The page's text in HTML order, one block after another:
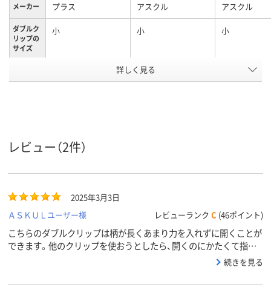
メーカー プラス アスクル アスクル
ダブルク
リップの
サイズ
小 小 小
小
スコア
詳しく見る
レビュー（2件）
2025年3月3日
ＡＳＫＵＬユーザー様
レビューランク C (46ポイント)
こちらのダブルクリップは柄が長くあまり力を入れずに開くことが
できます。他のクリップを使おうとしたら、開くのにかたくて指が
続きを見る